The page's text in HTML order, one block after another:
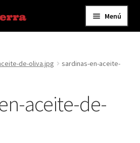
Menú
de-oliva.jpg
sardinas-en-aceite-
aceite-de-